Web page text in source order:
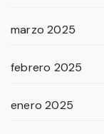
marzo 2025
febrero 2025
enero 2025